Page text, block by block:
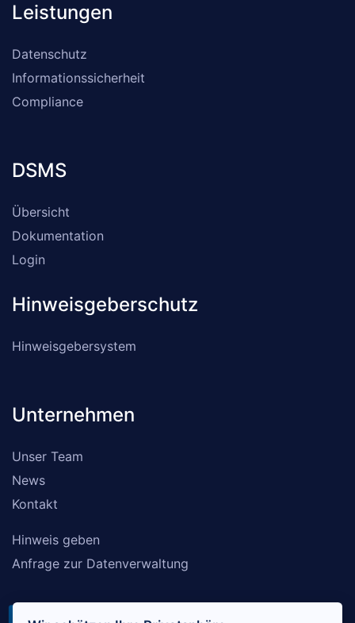
Leistungen
Datenschutz
Informationssicherheit
Compliance
DSMS
Übersicht
Dokumentation
Login
Hinweisgeberschutz
Hinweisgebersystem
Unternehmen
Unser Team
News
Kontakt
Hinweis geben
Anfrage zur Datenverwaltung